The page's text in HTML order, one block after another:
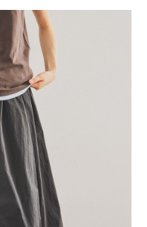
期」於每月結算日後寄送繳費提
條碼／台灣大直營門市／銀行轉
費。
（以下簡稱本公司）所提供，讓
務，並由商店將買賣／分期付款
司帳單繳交帳款。
約關係目的，商店將以您的個人
大哥大進項蒐集、處理及利用，
確認、核對及更正。
https://oppay.tw/userRule
，將跳轉至「AFTEE先享後付」
可完成結帳。
訊。
訊中的連結，可透過四大超商／
視為交易完成。
，但若您需要取消訂單，請聯絡
仍視為有效，需透過AFTEE先享
結帳頁面顯示為準，若有關於
疑問，請聯繫「AFTEE先享後付
support/home
AFTEE先享後付」服務完成之交
費
費
費
費
費